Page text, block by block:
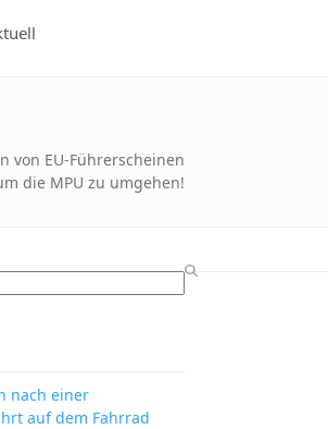
von EU-Führerscheinen
die MPU zu umgehen!
nach einer
auf dem Fahrrad